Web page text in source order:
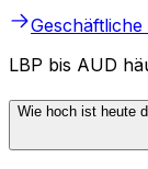
LBP bis AUD
Wie hoch ist heute